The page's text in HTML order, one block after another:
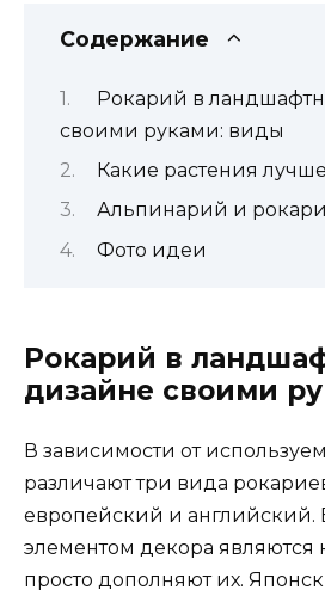
Содержание
Рокарий в
своими руками: виды
Какие растения
Альпинарий и
Фото идеи
Рокарий в
дизайне своими
В зависимости от
различают три вида
европейский и английский.
элементом декора являются
просто дополняют их.